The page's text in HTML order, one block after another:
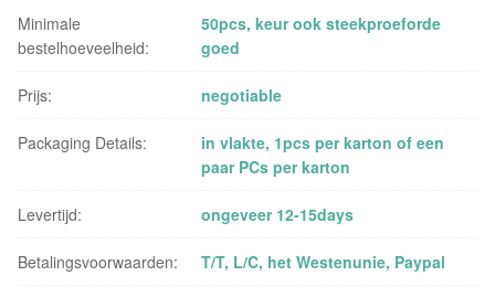
Minimale
bestelhoeveelheid:
50pcs, keur ook steekproeforde
goed
Prijs: negotiable
Packaging Details:
in vlakte, 1pcs per karton of een
paar PCs per karton
Levertijd: ongeveer 12-15days
Betalingsvoorwaarden: T/T, L/C, het Westenunie, Paypal